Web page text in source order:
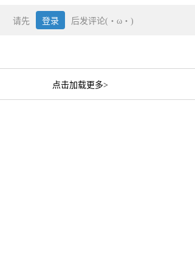
请先 登录 后发评论(・ω・)
点击加载更多>